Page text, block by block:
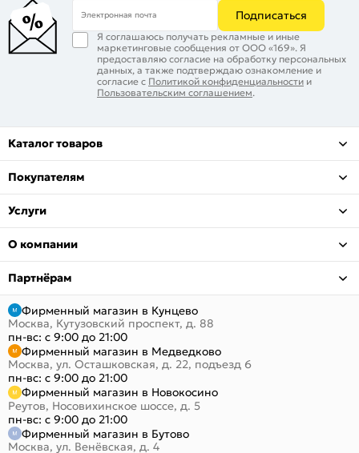
Электронная почта Подписаться
Я соглашаюсь получать рекламные и иные
маркетинговые сообщения от ООО «169». Я
предоставляю согласие на обработку персональных
данных, а также подтверждаю ознакомление и
согласие с Политикой конфиденциальности и
Пользовательским соглашением.
Каталог товаров
Покупателям
Услуги
О компании
Партнёрам
Фирменный магазин в Кунцево
Москва, Кутузовский проспект, д. 88
пн-вс: с 9:00 до 21:00
Фирменный магазин в Медведково
Москва, ул. Осташковская, д. 22, подъезд 6
пн-вс: с 9:00 до 21:00
Фирменный магазин в Новокосино
Реутов, Носовихинское шоссе, д. 5
пн-вс: с 9:00 до 21:00
Фирменный магазин в Бутово
Москва, ул. Венёвская, д. 4